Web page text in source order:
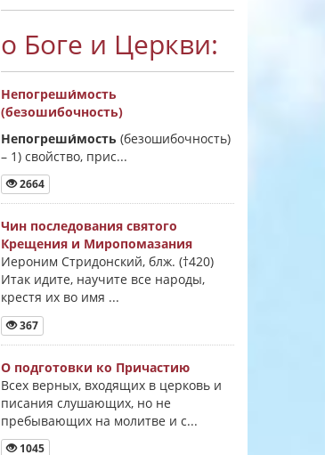
о Боге и Церкви:
Непогреши́мость
(безошибочность)
Непогреши́мость (безошибочность)
–1) свойство, прис...
2664
Чин последования святого
Крещения и Миропомазания
Иероним Стридонский, блж. (†420)
Итак идите, научите все народы,
крестя их во имя ...
367
О подготовки ко Причастию
Всех верных, входящих в церковь и
писания слушающих, но не
пребывающих на молитве и с...
1045